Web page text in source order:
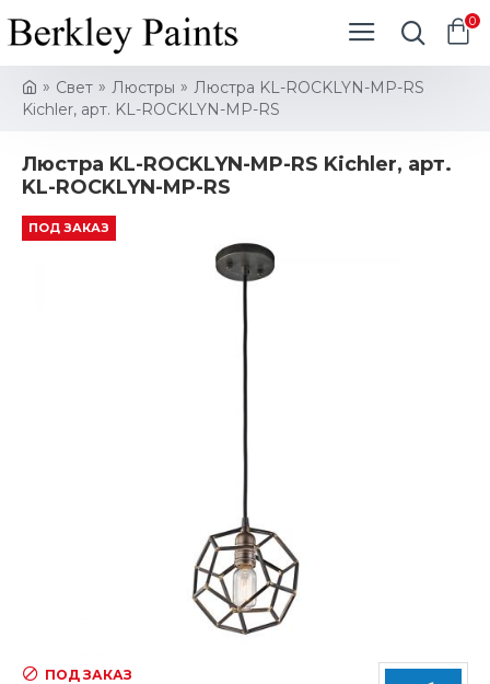
0
Свет Люстры
Люстра KL-ROCKLYN-MP-RS
Kichler, арт. KL-ROCKLYN-MP-RS
Люстра KL-ROCKLYN-MP-RS Kichler, арт.
KL-ROCKLYN-MP-RS
ПОД ЗАКАЗ
ПОД ЗАКАЗ